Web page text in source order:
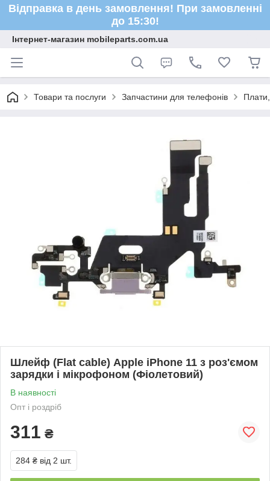
Відправка в день замовлення! При замовленні
до 15:30!
Інтернет-магазин mobileparts.com.ua
Товари та послуги Запчастини для телефонів
Шлейф (Flat cable) Apple iPhone 11 з роз'ємом
зарядки і мікрофоном (Фіолетовий)
В наявності
Опт і роздріб
311 ₴
284 ₴ від 2 шт.